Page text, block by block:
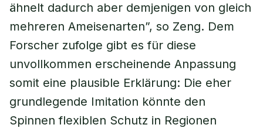
ähnelt dadurch aber demjenigen von gleich
mehreren Ameisenarten”, so Zeng. Dem
Forscher zufolge gibt es für diese
unvollkommen erscheinende Anpassung
somit eine plausible Erklärung: Die eher
grundlegende Imitation könnte den
Spinnen flexiblen Schutz in Regionen